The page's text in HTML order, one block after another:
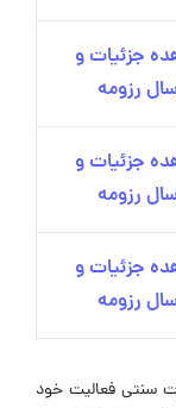
جزئیات و
رزومه
جزئیات و
رزومه
جزئیات و
رزومه
گلها در سال ۱۳۱۸ به‌صورت سنتی فعالیت خود